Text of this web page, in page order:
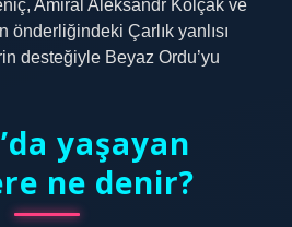
Amiral Aleksandr Kolçak ve
önderliğindeki Çarlık yanlısı
desteğiyle Beyaz Ordu’yu
yaşayan
ne denir?